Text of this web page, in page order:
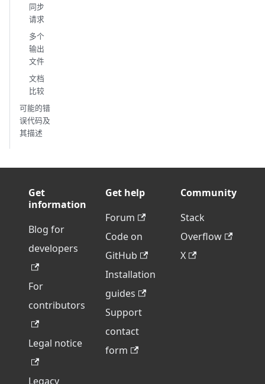
同步
请求
多个
输出
文件
文档
比较
可能的错
误代码及
其描述
Get
information
Blog for
developers
For
contributors
Legal notice
Legacy
Get help
Forum
Code on
GitHub
Installation
guides
Support
contact
form
Community
Stack
Overflow
X